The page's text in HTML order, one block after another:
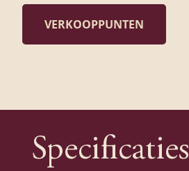
VERKOOPPUNTEN
Specificaties